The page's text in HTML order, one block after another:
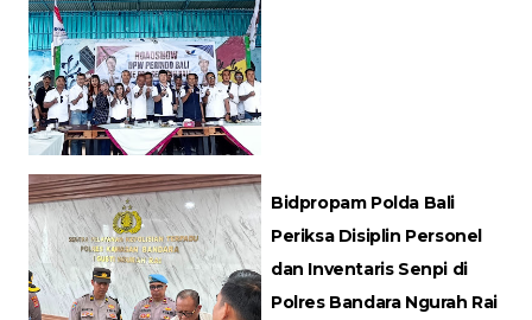
Bidpropam Polda Bali
Periksa Disiplin Personel
dan Inventaris Senpi di
Polres Bandara Ngurah Rai